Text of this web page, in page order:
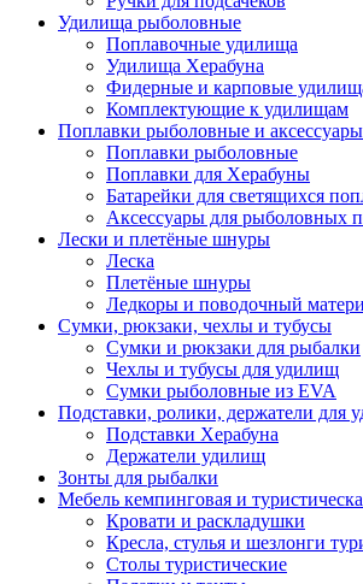
Удилища рыболовные
Поплавочные удилища
Удилища Херабуна
Фидерные и карповые
Комплектующие к удилищам
Поплавки рыболовные и
Поплавки рыболовные
Поплавки для Херабуны
Батарейки для светящихся
Аксессуары для рыболовных
Лески и плетёные шнуры
Леска
Плетёные шнуры
Ледкоры и поводочный
Сумки, рюкзаки, чехлы и тубусы
Сумки и рюкзаки для рыбалки
Чехлы и тубусы для удилищ
Сумки рыболовные из EVA
Подставки, ролики, держатели для
Подставки Херабуна
Держатели удилищ
Зонты для рыбалки
Мебель кемпинговая и
Кровати и раскладушки
Кресла, стулья и шезлонги
Столы туристические